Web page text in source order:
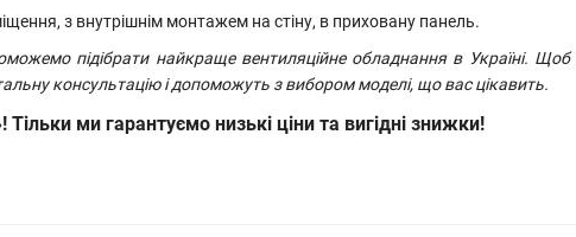
з внутрішнім монтажем на стіну, в приховану панель.
підібрати найкраще вентиляційне обладнання в Україні. Щоб
консультацію і допоможуть з вибором моделі, що вас цікавить.
ми гарантуємо низькі ціни та вигідні знижки!